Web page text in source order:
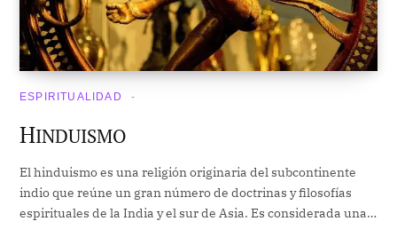
ESPIRITUALIDAD
HINDUISMO
El hinduismo es una religión originaria del subcontinente
indio que reúne un gran número de doctrinas y filosofías
espirituales de la India y el sur de Asia. Es considerada una…